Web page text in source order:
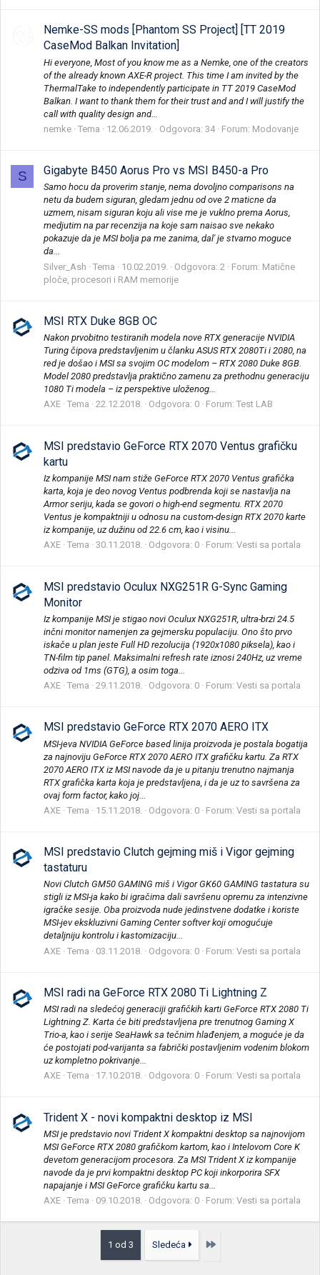
Nemke-SS mods [Phantom SS Project] [TT 2019
CaseMod Balkan Invitation]
Hi everyone, Most of you know me as a Nemke, one of the creators
of the already known AXE-R project. This time I am invited by the
ThermalTake to independently participate in TT 2019 CaseMod
Balkan. I want to thank them for their trust and and I will justify the
call with quality design and...
nemke Tema 12.06.2019. Odgovora: 34 Forum: Modovanje
S Gigabyte B450 Aorus Pro vs MSI B450-a Pro
Samo hocu da proverim stanje, nema dovoljno comparisons na
netu da budem siguran, gledam jednu od ove 2 maticne da
uzmem, nisam siguran koju ali vise me je vuklno prema Aorus,
medjutim na par recenzija na koje sam naisao sve nekako
pokazuje da je MSI bolja pa me zanima, dal' je stvarno moguce
da...
Silver_Ash
Tema 10.02.2019. Odgovora: 2 Forum: Matične
ploče, procesori i RAM memorije
MSI RTX Duke 8GB OC
Nakon prvobitno testiranih modela nove RTX generacije NVIDIA
Turing čipova predstavljenim u članku ASUS RTX 2080Ti i 2080, na
red je došao i MSI sa svojim OC modelom – RTX 2080 Duke 8GB.
Model 2080 predstavlja praktično zamenu za prethodnu generaciju
1080 Ti modela – iz perspektive uloženog...
AXE Tema 22.12.2018. Odgovora: 0 Forum: Test LAB
MSI predstavio GeForce RTX 2070 Ventus grafičku
kartu
Iz kompanije MSI nam stiže GeForce RTX 2070 Ventus grafička
karta, koja je deo novog Ventus podbrenda koji se nastavlja na
Armor seriju, kada se govori o high-end segmentu. RTX 2070
Ventus je kompaktniji u odnosu na custom-design RTX 2070 karte
iz kompanije, uz dužinu od 22.6 cm, kao i visinu...
AXE Tema 30.11.2018. Odgovora: 0 Forum: Vesti sa portala
MSI predstavio Oculux NXG251R G-Sync Gaming
Monitor
Iz kompanije MSI je stigao novi Oculux NXG251R, ultra-brzi 24.5
inčni monitor namenjen za gejmersku populaciju. Ono što prvo
iskače u plan jeste Full HD rezolucija (1920x1080 piksela), kao i
TN-film tip panel. Maksimalni refresh rate iznosi 240Hz, uz vreme
odziva od 1ms (GTG), a osim toga...
AXE Tema 29.11.2018. Odgovora: 0 Forum: Vesti sa portala
MSI predstavio GeForce RTX 2070 AERO ITX
MSI-jeva NVIDIA GeForce based linija proizvoda je postala bogatija
za najnoviju GeForce RTX 2070 AERO ITX grafičku kartu. Za RTX
2070 AERO ITX iz MSI navode da je u pitanju trenutno najmanja
RTX grafička karta koja je predstavljena, i da je uz to savršena za
ovaj form factor, kako joj...
AXE Tema 15.11.2018. Odgovora: 0 Forum: Vesti sa portala
MSI predstavio Clutch gejming miš i Vigor gejming
tastaturu
Novi Clutch GM50 GAMING miš i Vigor GK60 GAMING tastatura su
stigli iz MSI-ja kako bi igračima dali savršenu opremu za intenzivne
igračke sesije. Oba proizvoda nude jedinstvene dodatke i koriste
MSI-jev ekskluzivni Gaming Center softver koji omogućuje
detaljniju kontrolu i kastomizaciju...
AXE Tema 03.11.2018. Odgovora: 0 Forum: Vesti sa portala
MSI radi na GeForce RTX 2080 Ti Lightning Z
MSI radi na sledećoj generaciji grafičkih karti GeForce RTX 2080 Ti
Lightning Z. Karta će biti predstavljena pre trenutnog Gaming X
Trio-a, kao i serije SeaHawk sa tečnim hlađenjem, a moguće je da
će postojati pod-varijanta sa fabrički postavljenim vodenim blokom
uz kompletno pokrivanje...
AXE Tema 17.10.2018. Odgovora: 0 Forum: Vesti sa portala
Trident X - novi kompaktni desktop iz MSI
MSI je predstavio novi Trident X kompaktni desktop sa najnovijom
MSI GeForce RTX 2080 grafičkom kartom, kao i Intelovom Core K
devetom generacijom procesora. Za MSI Trident X iz kompanije
navode da je prvi kompaktni desktop PC koji inkorporira SFX
napajanje i MSI GeForce grafičku kartu sa...
AXE Tema 09.10.2018. Odgovora: 0 Forum: Vesti sa portala
1 od 3 Sledeća Poslednja